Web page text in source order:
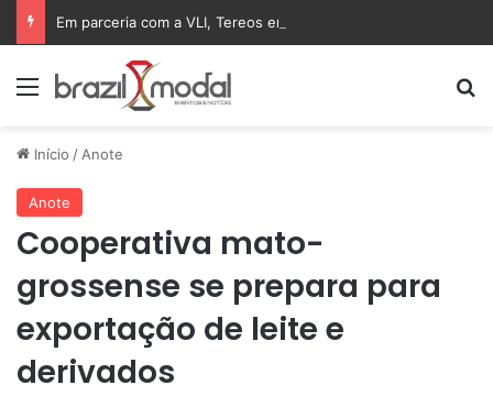
Menu
Início /Anote
Anote
Cooperativa mato-
grossense se prepara para
exportação de leite e
derivados